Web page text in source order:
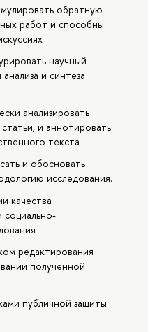
обратную
работ и способны
научный
и синтеза
анализировать
и аннотировать
текста
и обосновать
исследования.
качества
социально-
редактирования
полученной
публичной защиты